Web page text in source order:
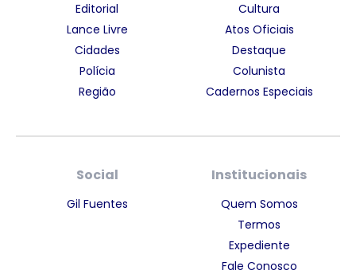
Editorial
Lance Livre
Cidades
Polícia
Região
Cultura
Atos Oficiais
Destaque
Colunista
Cadernos Especiais
Social
Gil Fuentes
Institucionais
Quem Somos
Termos
Expediente
Fale Conosco